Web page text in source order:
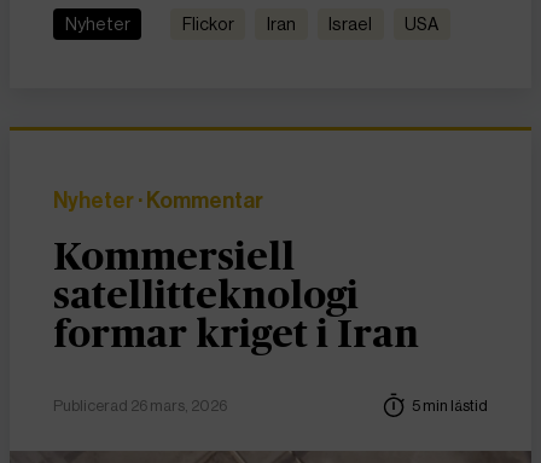
Nyheter flickor Iran Israel USA
Nyheter· Kommentar
Kommersiell
satellitteknologi
formar kriget i Iran
Publicerad 26 mars, 2026 5 min lästid